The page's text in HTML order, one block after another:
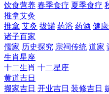
饮食营养 春季食疗 夏季食疗
推拿艾灸
推拿 艾灸 拔罐 药浴 药酒 健
诸子百家
儒家 历史探究 宗祠传统 道家
生肖星座
十二生肖 十二星座
黄道吉日
搬家吉日 开业吉日 装修吉日